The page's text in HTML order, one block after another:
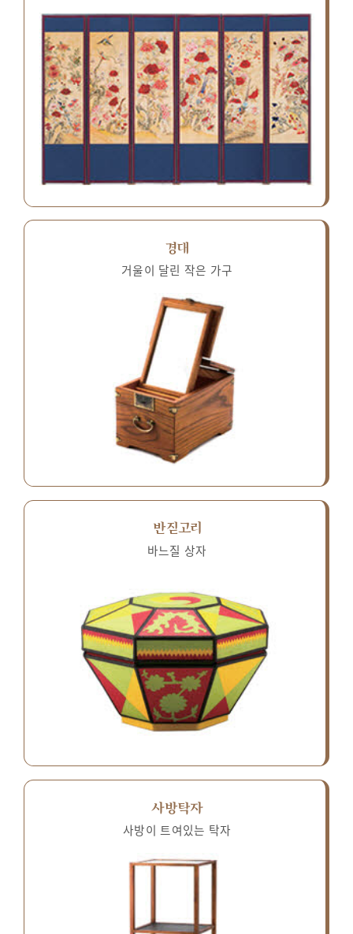
경대
거울이 달린 작은 가구
반짇고리
바느질 상자
사방탁자
사방이 트여있는 탁자